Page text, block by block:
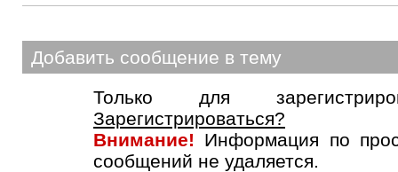
Добавить сообщение в тему
Только для
Зарегистрироваться?
Внимание! Информация по
сообщений не удаляется.